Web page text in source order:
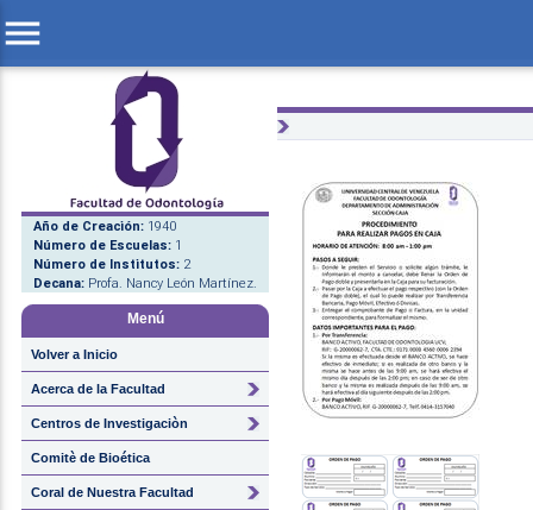
menu
Año de Creación: 1940
Número de Escuelas: 1
Número de Institutos: 2
Decana: Profa. Nancy León Martínez.
Menú
Volver a Inicio
Acerca de la Facultad
Centros de Investigaciòn
Comitè de Bioética
Coral de Nuestra Facultad